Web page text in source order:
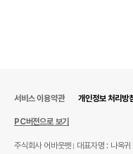
서비스 이용약관 개인정보 처리방
PC버전으로 보기
주식회사 어바웃펫
대표자명 : 나옥귀